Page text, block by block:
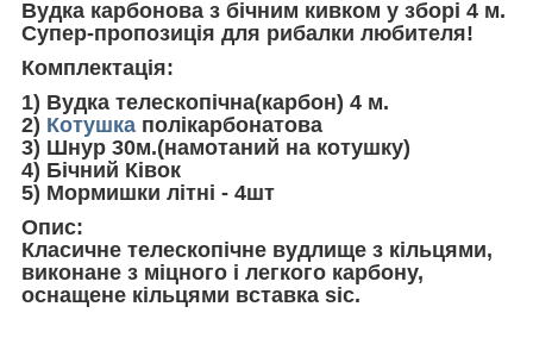
Вудка карбонова з бічним кивком у зборі 4 м.
Супер-пропозиція для рибалки любителя!
Комплектація:
1) Вудка телескопічна(карбон) 4 м.
2) Котушка полікарбонатова
3) Шнур 30м.(намотаний на котушку)
4) Бічний Ківок
5) Мормишки літні - 4шт
Опис:
Класичне телескопічне вудлище з кільцями,
виконане з міцного і легкого карбону,
оснащене кільцями вставка sic.